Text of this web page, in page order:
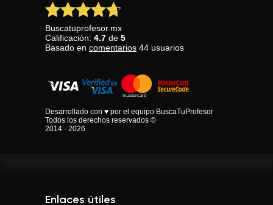
Buscatuprofesor.mx
Calificación: 4.7 de 5
Basado en comentarios 44 usuarios
Desarrollado con ♥ por el equipo BuscaTuProfesor
Todos los derechos reservados ©
2014 - 2026
Enlaces útiles